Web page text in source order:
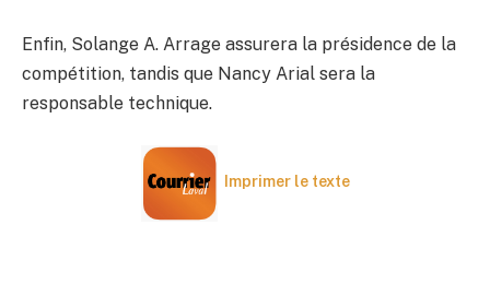
Enfin, Solange A. Arrage assurera la présidence de la
compétition, tandis que Nancy Arial sera la
responsable technique.
Imprimer le texte